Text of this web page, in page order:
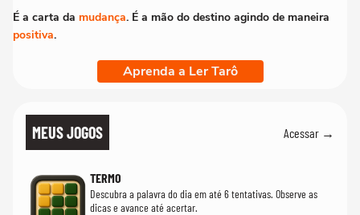
É a carta da mudança. É a mão do destino agindo de maneira
positiva.
Aprenda a Ler Tarô
MEUS JOGOS Acessar →
TERMO
Descubra a palavra do dia em até 6 tentativas. Observe as
dicas e avance até acertar.